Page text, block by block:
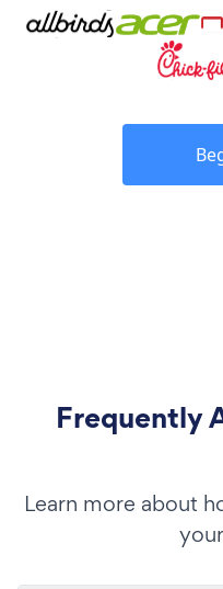
Frequently
Learn more about